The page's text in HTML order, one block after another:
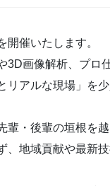
催いたします。
3D画像解析、プロ
アルな現場」を
・後輩の垣根を
、地域貢献や最新